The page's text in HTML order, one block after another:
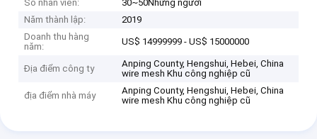
Số nhân viên:
30~50Những người
Năm thành lập:
2019
Doanh thu hàng
năm:
US$ 14999999 - US$ 15000000
Địa điểm công ty
Anping County, Hengshui, Hebei, China
wire mesh Khu công nghiệp cũ
địa điểm nhà máy
Anping County, Hengshui, Hebei, China
wire mesh Khu công nghiệp cũ